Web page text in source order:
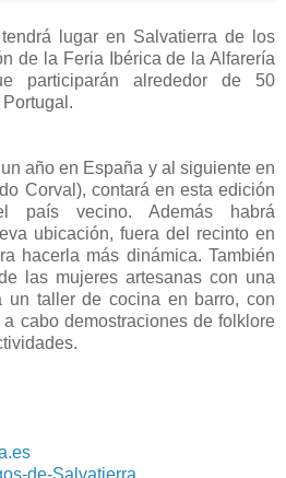
lugar en Salvatierra de los
de la Feria Ibérica de la Alfarería
alrededor de 50
año en España y al siguiente en
Corval), contará en esta edición
país vecino. Además habrá
ubicación, fuera del recinto en
hacerla más dinámica. También
las mujeres artesanas con una
un taller de cocina en barro, con
cabo demostraciones de folklore